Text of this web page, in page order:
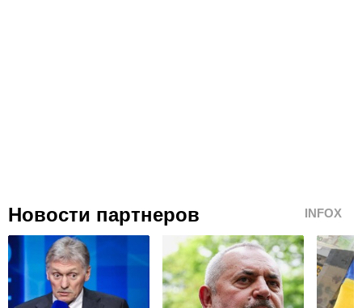
Новости партнеров INFOX